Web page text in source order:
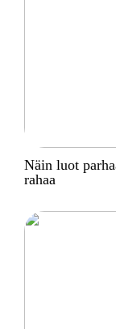
Näin luot
rahaa